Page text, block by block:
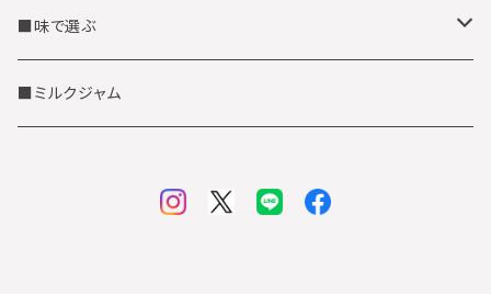
茶筒缶に入った京都府産茶葉
お徳用茶葉
■味で選ぶ
抹茶テイスト
■ミルクジャム